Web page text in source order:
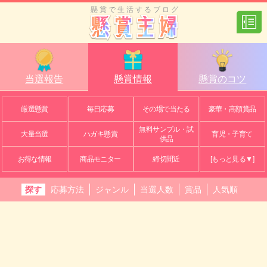
懸賞で生活するブログ
当選報告 懸賞情報 懸賞のコツ
厳選懸賞 毎日応募 その場で当たる 豪華・高額賞品
大量当選 ハガキ懸賞
無料サンプル・試
供品
育児・子育て
お得な情報 商品モニター 締切間近 [もっと見る▼]
探す 応募方法 ジャンル 当選人数 賞品 人気順